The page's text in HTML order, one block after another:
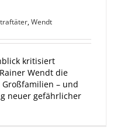
,Wendt
kritisiert
Wendt die
– und
neuer gefährlicher